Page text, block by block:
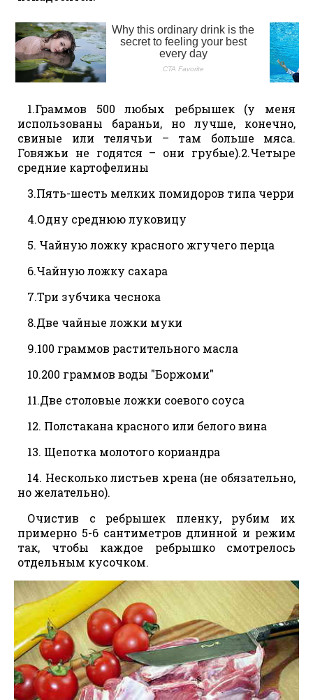
1.Граммов 500 любых ребрышек (у меня
использованы бараньи, но лучше, конечно,
свиные или телячьи – там больше мяса.
Говяжьи не годятся – они грубые).2.Четыре
средние картофелины
3.Пять-шесть мелких помидоров типа черри
4.Одну среднюю луковицу
5. Чайную ложку красного жгучего перца
6.Чайную ложку сахара
7.Три зубчика чеснока
8.Две чайные ложки муки
9.100 граммов растительного масла
10.200 граммов воды "Боржоми"
11.Две столовые ложки соевого соуса
12. Полстакана красного или белого вина
13. Щепотка молотого кориандра
14. Несколько листьев хрена (не обязательно,
но желательно).
Очистив с ребрышек пленку, рубим их
примерно 5-6 сантиметров длинной и режим
так, чтобы каждое ребрышко смотрелось
отдельным кусочком.